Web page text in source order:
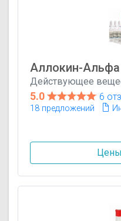
Аллокин-Альфа
Действующее
5.0 6
18 предложений
Цены